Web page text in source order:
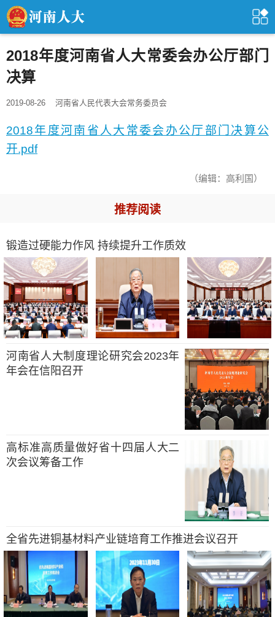
2018年度河南省人大常委会办公厅部门
决算
2019-08-26 河南省人民代表大会常务委员会
2018年度河南省人大常委会办公厅部门决算公
开.pdf
（编辑：高利国）
推荐阅读
锻造过硬能力作风 持续提升工作质效
河南省人大制度理论研究会2023年
年会在信阳召开
高标准高质量做好省十四届人大二
次会议筹备工作
全省先进铜基材料产业链培育工作推进会议召开